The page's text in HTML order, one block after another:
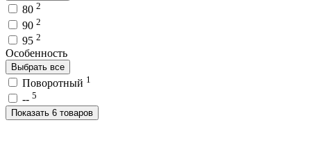
80 2
90 2
95 2
Особенность
Выбрать все
Поворотный 1
-- 5
Показать 6 товаров